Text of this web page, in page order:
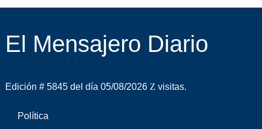
El Mensajero Diario
Edición # 5845 del día 05/08/2026 visitas.
Política